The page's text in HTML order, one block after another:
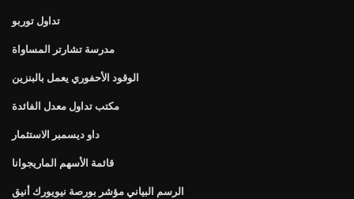
تداول توربو
مدرسة تشارتر المساواة
الوقود الأحفوري يعمل بالبنزين
مكتب تداول معدل الفائدة
داو ديسمبر الاستثمار
قائمة الأسهم الماريجوانا
الرسم البياني مؤشر بورصة نيويورك أنيق